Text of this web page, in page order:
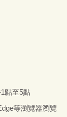
點至5點
等瀏覽器瀏覽